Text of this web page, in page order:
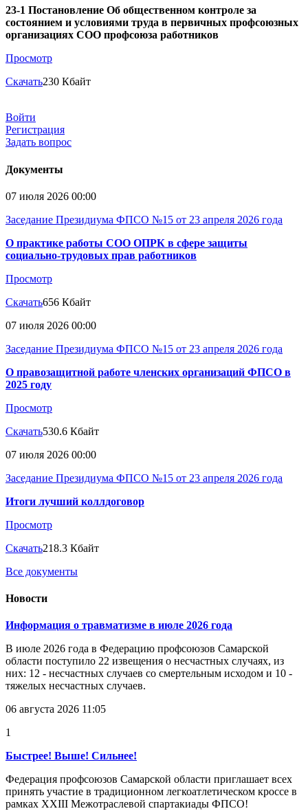
23-1 Постановление Об общественном контроле за
состоянием и условиями труда в первичных профсоюзных
организациях СОО профсоюза работников
Просмотр
Скачать230 Кбайт
Войти
Регистрация
Задать вопрос
Документы
07 июля 2026 00:00
Заседание Президиума ФПСО №15 от 23 апреля 2026 года
О практике работы СОО ОПРК в сфере защиты
социально-трудовых прав работников
Просмотр
Скачать656 Кбайт
07 июля 2026 00:00
Заседание Президиума ФПСО №15 от 23 апреля 2026 года
О правозащитной работе членских организаций ФПСО в
2025 году
Просмотр
Скачать530.6 Кбайт
07 июля 2026 00:00
Заседание Президиума ФПСО №15 от 23 апреля 2026 года
Итоги лучший коллдоговор
Просмотр
Скачать218.3 Кбайт
Все документы
Новости
Информация о травматизме в июле 2026 года
В июле 2026 года в Федерацию профсоюзов Самарской
области поступило 22 извещения о несчастных случаях, из
них: 12 - несчастных случаев со смертельным исходом и 10 -
тяжелых несчастных случаев.
06 августа 2026 11:05
1
Быстрее! Выше! Сильнее!
Федерация профсоюзов Самарской области приглашает всех
принять участие в традиционном легкоатлетическом кроссе в
рамках XXIII Межотраслевой спартакиады ФПСО!